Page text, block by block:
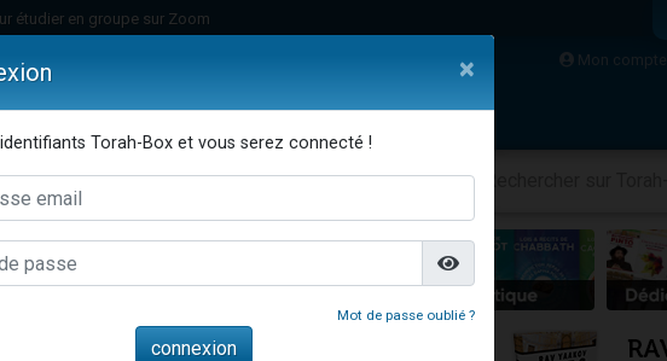
étudier en groupe sur Zoom
de faire un don pour Diane, 80 ans, dans un appartement insalubre
de faire un don pour 1 Journée de Vacances Pour les Enfants
demander une bénédiction
rejoindre sur WhatsApp
étudier en groupe sur Zoom
Mon compte
Enfants Etude sur Texte Musique Paracha Divertissements
×
Torah-Box et vous serez connecté !
Mot de passe oublié ?